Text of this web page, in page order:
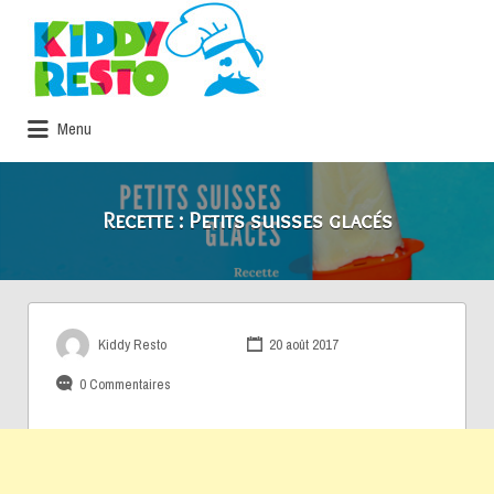
Rechercher:
Menu
Recette : Petits suisses glacés
Kiddy Resto 20 août 2017
0 Commentaires